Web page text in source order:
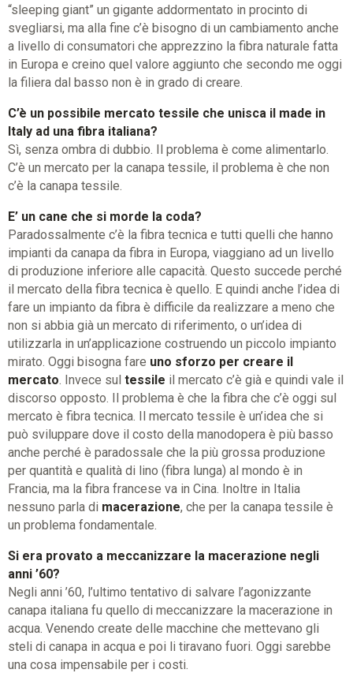
“sleeping giant” un gigante addormentato in procinto di
svegliarsi, ma alla fine c’è bisogno di un cambiamento anche
a livello di consumatori che apprezzino la fibra naturale fatta
in Europa e creino quel valore aggiunto che secondo me oggi
la filiera dal basso non è in grado di creare.
C’è un possibile mercato tessile che unisca il made in
Italy ad una fibra italiana?
Sì, senza ombra di dubbio. Il problema è come alimentarlo.
C’è un mercato per la canapa tessile, il problema è che non
c’è la canapa tessile.
E’ un cane che si morde la coda?
Paradossalmente c’è la fibra tecnica e tutti quelli che hanno
impianti da canapa da fibra in Europa, viaggiano ad un livello
di produzione inferiore alle capacità. Questo succede perché
il mercato della fibra tecnica è quello. E quindi anche l’idea di
fare un impianto da fibra è difficile da realizzare a meno che
non si abbia già un mercato di riferimento, o un’idea di
utilizzarla in un’applicazione costruendo un piccolo impianto
mirato. Oggi bisogna fare uno sforzo per creare il
mercato. Invece sul tessile il mercato c’è già e quindi vale il
discorso opposto. Il problema è che la fibra che c’è oggi sul
mercato è fibra tecnica. Il mercato tessile è un’idea che si
può sviluppare dove il costo della manodopera è più basso
anche perché è paradossale che la più grossa produzione
per quantità e qualità di lino (fibra lunga) al mondo è in
Francia, ma la fibra francese va in Cina. Inoltre in Italia
nessuno parla di macerazione, che per la canapa tessile è
un problema fondamentale.
Si era provato a meccanizzare la macerazione negli
anni ’60?
Negli anni ’60, l’ultimo tentativo di salvare l’agonizzante
canapa italiana fu quello di meccanizzare la macerazione in
acqua. Venendo create delle macchine che mettevano gli
steli di canapa in acqua e poi li tiravano fuori. Oggi sarebbe
una cosa impensabile per i costi.